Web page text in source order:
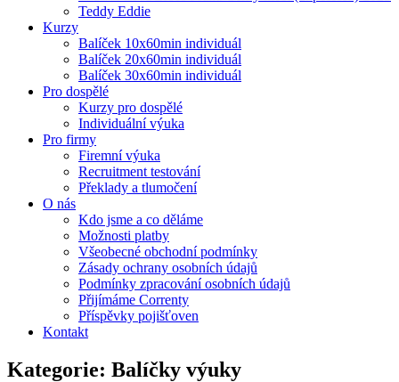
Teddy Eddie
Kurzy
Balíček 10x60min individuál
Balíček 20x60min individuál
Balíček 30x60min individuál
Pro dospělé
Kurzy pro dospělé
Individuální výuka
Pro firmy
Firemní výuka
Recruitment testování
Překlady a tlumočení
O nás
Kdo jsme a co děláme
Možnosti platby
Všeobecné obchodní podmínky
Zásady ochrany osobních údajů
Podmínky zpracování osobních údajů
Přijímáme Correnty
Příspěvky pojišťoven
Kontakt
Kategorie: Balíčky výuky